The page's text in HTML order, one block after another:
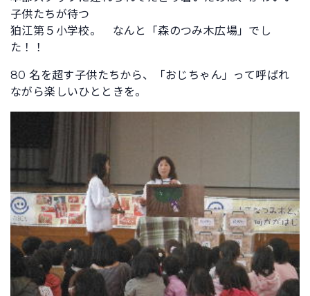
子供たちが待つ
狛江第５小学校。 なんと「森のつみ木広場」でし
た！！
80 名を超す子供たちから、「おじちゃん」って呼ばれ
ながら楽しいひとときを。